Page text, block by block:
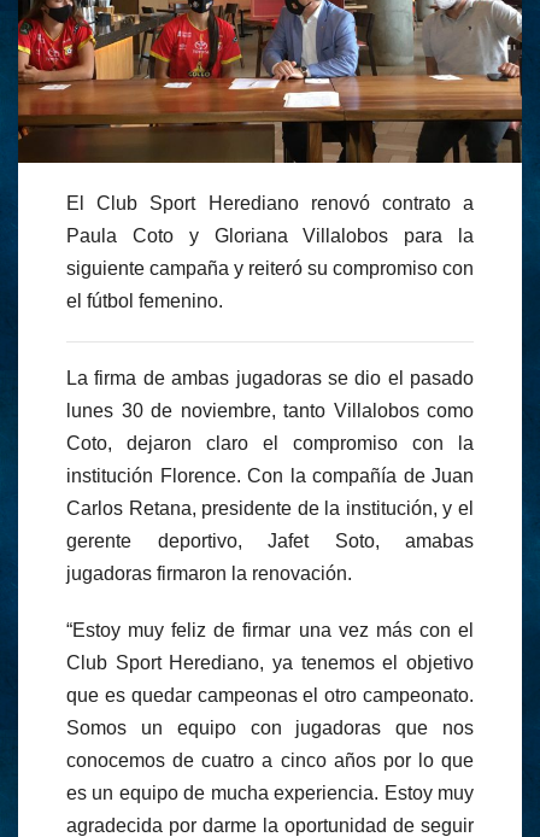
El Club Sport Herediano renovó contrato a
Paula Coto y Gloriana Villalobos para la
siguiente campaña y reiteró su compromiso con
el fútbol femenino.
La firma de ambas jugadoras se dio el pasado
lunes 30 de noviembre, tanto Villalobos como
Coto, dejaron claro el compromiso con la
institución Florence. Con la compañía de Juan
Carlos Retana, presidente de la institución, y el
gerente deportivo, Jafet Soto, amabas
jugadoras firmaron la renovación.
“Estoy muy feliz de firmar una vez más con el
Club Sport Herediano, ya tenemos el objetivo
que es quedar campeonas el otro campeonato.
Somos un equipo con jugadoras que nos
conocemos de cuatro a cinco años por lo que
es un equipo de mucha experiencia. Estoy muy
agradecida por darme la oportunidad de seguir